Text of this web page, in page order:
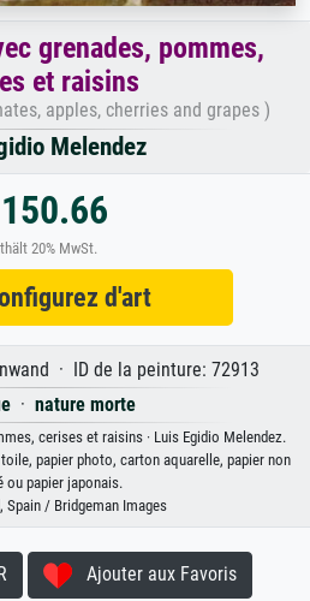
grenades, pommes,
et raisins
apples, cherries and grapes )
Melendez
20% MwSt.
d'art
· ID de la peinture: 72913
· nature morte
cerises et raisins · Luis Egidio Melendez.
papier photo, carton aquarelle, papier non
ou papier japonais.
Spain / Bridgeman Images
Ajouter aux Favoris